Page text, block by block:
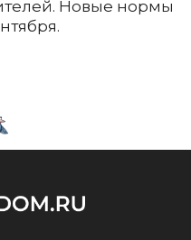
Новые нормы